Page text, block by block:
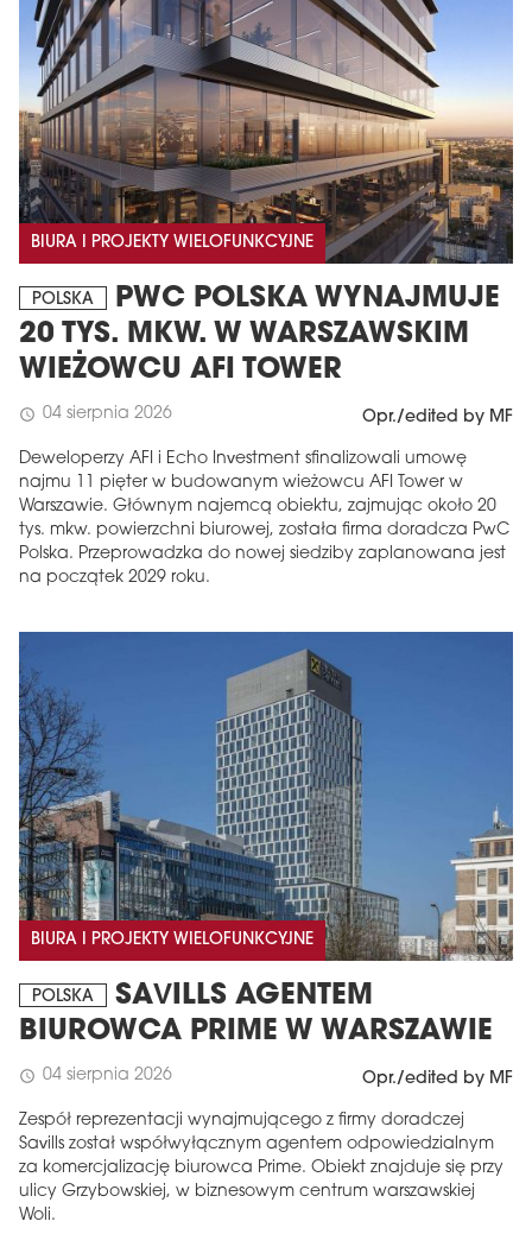
BIURA I PROJEKTY WIELOFUNKCYJNE
POLSKA
PWC POLSKA WYNAJMUJE
20 TYS. MKW. W WARSZAWSKIM
WIEŻOWCU AFI TOWER
schedule 04 sierpnia 2026 Opr./edited by MF
Deweloperzy AFI i Echo Investment sfinalizowali umowę
najmu 11 pięter w budowanym wieżowcu AFI Tower w
Warszawie. Głównym najemcą obiektu, zajmując około 20
tys. mkw. powierzchni biurowej, została firma doradcza PwC
Polska. Przeprowadzka do nowej siedziby zaplanowana jest
na początek 2029 roku.
BIURA I PROJEKTY WIELOFUNKCYJNE
POLSKA
SAVILLS AGENTEM
BIUROWCA PRIME W WARSZAWIE
schedule 04 sierpnia 2026 Opr./edited by MF
Zespół reprezentacji wynajmującego z firmy doradczej
Savills został współwyłącznym agentem odpowiedzialnym
za komercjalizację biurowca Prime. Obiekt znajduje się przy
ulicy Grzybowskiej, w biznesowym centrum warszawskiej
Woli.